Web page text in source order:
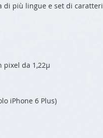
di più lingue e set di caratteri
pixel da 1,22µ
iPhone 6 Plus)